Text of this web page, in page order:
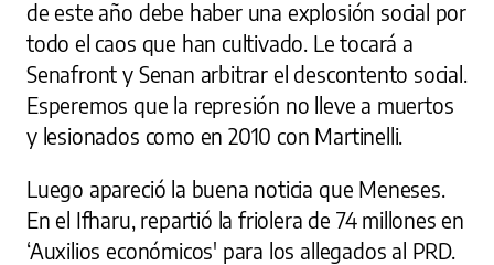
de este año debe haber una explosión social por
todo el caos que han cultivado. Le tocará a
Senafront y Senan arbitrar el descontento social.
Esperemos que la represión no lleve a muertos
y lesionados como en 2010 con Martinelli.
Luego apareció la buena noticia que Meneses.
En el Ifharu, repartió la friolera de 74 millones en
‘Auxilios económicos' para los allegados al PRD.